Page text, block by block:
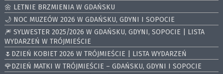
🌼 LETNIE BRZMIENIA W GDAŃSKU
🌙 NOC MUZEÓW 2026 W GDAŃSKU, GDYNI I SOPOCIE
🎆 SYLWESTER 2025/2026 W GDAŃSKU, GDYNI, SOPOCIE | LISTA
WYDARZEŃ W TRÓJMIEŚCIE
🌷DZIEŃ KOBIET 2026 W TRÓJMIEŚCIE | LISTA WYDARZEŃ
🌹DZIEŃ MATKI W TRÓJMIEŚCIE – GDAŃSKU, GDYNI I SOPOCIE